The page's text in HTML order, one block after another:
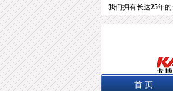
我们拥有长达25年
首 页